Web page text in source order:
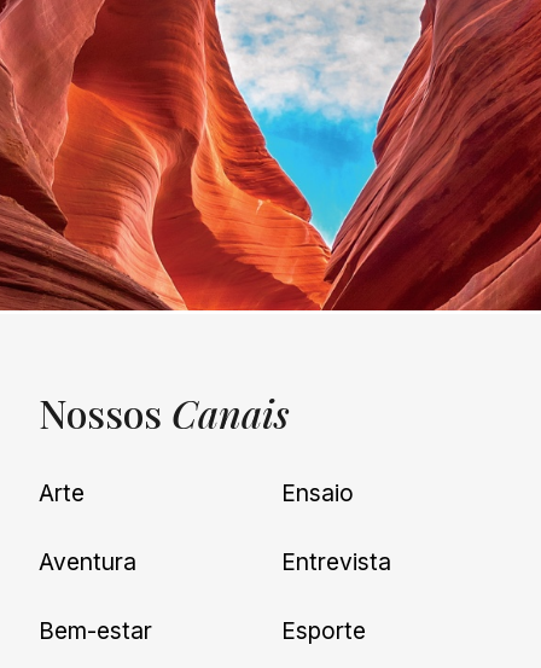
UNQUIET
Newsletter
nossas novidades.
Nossos Canais
Arte
Aventura
Bem-estar
Ensaio
Entrevista
Esporte